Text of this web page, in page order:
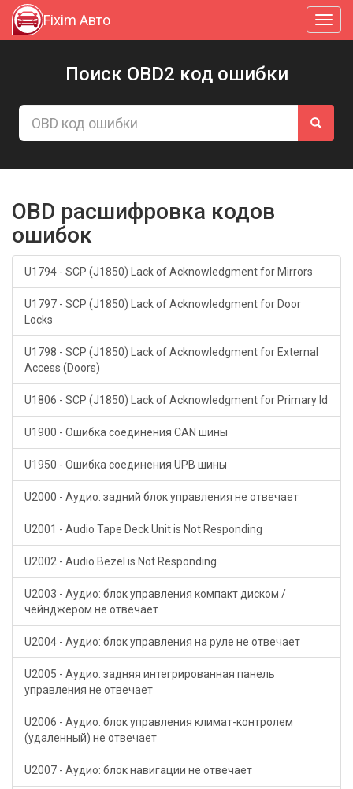
Fixim Авто
Поиск OBD2 код ошибки
OBD расшифровка кодов
ошибок
U1794 - SCP (J1850) Lack of Acknowledgment for Mirrors
U1797 - SCP (J1850) Lack of Acknowledgment for Door
Locks
U1798 - SCP (J1850) Lack of Acknowledgment for External
Access (Doors)
U1806 - SCP (J1850) Lack of Acknowledgment for Primary Id
U1900 - Ошибка соединения CAN шины
U1950 - Ошибка соединения UPB шины
U2000 - Аудио: задний блок управления не отвечает
U2001 - Audio Tape Deck Unit is Not Responding
U2002 - Audio Bezel is Not Responding
U2003 - Аудио: блок управления компакт диском /
чейнджером не отвечает
U2004 - Аудио: блок управления на руле не отвечает
U2005 - Аудио: задняя интегрированная панель
управления не отвечает
U2006 - Аудио: блок управления климат-контролем
(удаленный) не отвечает
U2007 - Аудио: блок навигации не отвечает